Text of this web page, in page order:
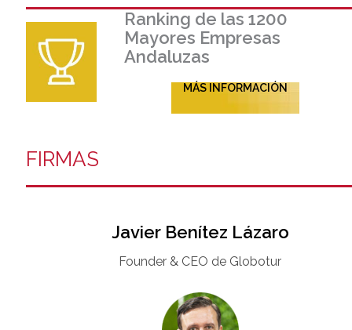
Ranking de las 1200
Mayores Empresas
Andaluzas
MÁS INFORMACIÓN
FIRMAS
Javier Benítez Lázaro
Founder & CEO de Globotur​